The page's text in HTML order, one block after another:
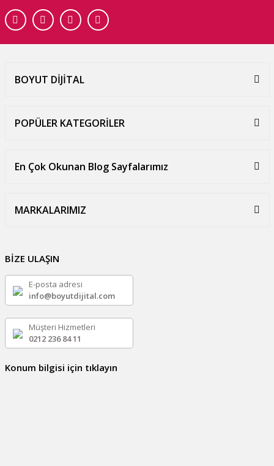
BOYUT DİJİTAL
POPÜLER KATEGORİLER
En Çok Okunan Blog Sayfalarımız
MARKALARIMIZ
BİZE ULAŞIN
E-posta adresi
info@boyutdijital.com
Müşteri Hizmetleri
0212 236 84 11
Konum bilgisi için tıklayın